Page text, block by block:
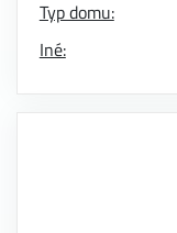
Typ domu:
Iné: